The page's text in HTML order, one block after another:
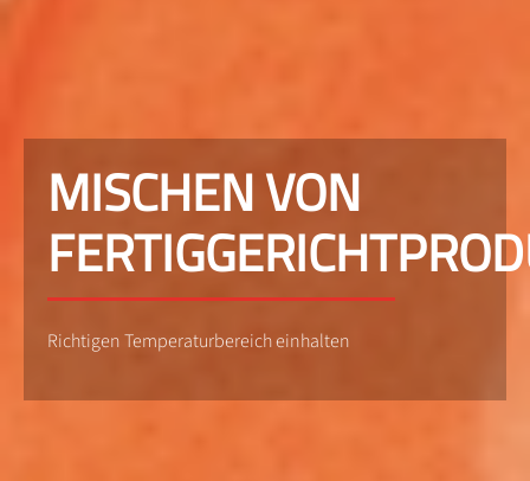
MISCHEN VON
Richtigen Temperaturbereich einhalten